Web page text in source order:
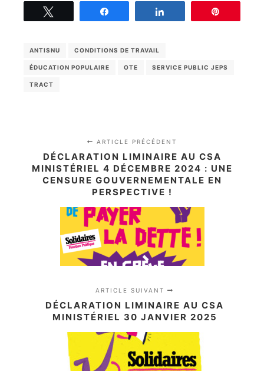
ANTISNU CONDITIONS DE TRAVAIL
ÉDUCATION POPULAIRE OTE SERVICE PUBLIC JEPS
TRACT
ARTICLE PRÉCÉDENT
DÉCLARATION LIMINAIRE AU CSA
MINISTÉRIEL 4 DÉCEMBRE 2024 : UNE
CENSURE GOUVERNEMENTALE EN
PERSPECTIVE !
ARTICLE SUIVANT
DÉCLARATION LIMINAIRE AU CSA
MINISTÉRIEL 30 JANVIER 2025